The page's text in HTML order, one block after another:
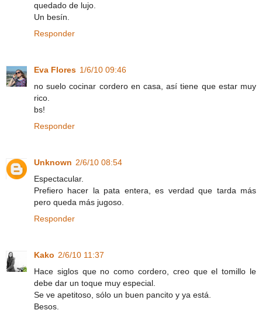
quedado de lujo.
Un besín.
Responder
Eva Flores 1/6/10 09:46
no suelo cocinar cordero en casa, así tiene que estar muy
rico.
bs!
Responder
Unknown 2/6/10 08:54
Espectacular.
Prefiero hacer la pata entera, es verdad que tarda más
pero queda más jugoso.
Responder
Kako 2/6/10 11:37
Hace siglos que no como cordero, creo que el tomillo le
debe dar un toque muy especial.
Se ve apetitoso, sólo un buen pancito y ya está.
Besos.